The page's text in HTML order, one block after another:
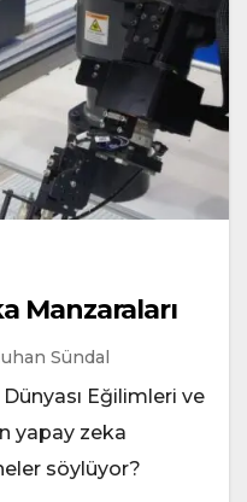
Manzaraları
Sündal
Eğilimleri ve
yapay zeka
söylüyor?